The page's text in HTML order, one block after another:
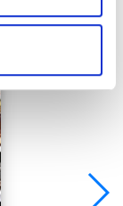
anche: